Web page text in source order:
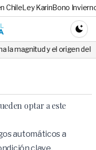
ChileLey KarinBono
el origen del temblor
optar a este
automáticos a